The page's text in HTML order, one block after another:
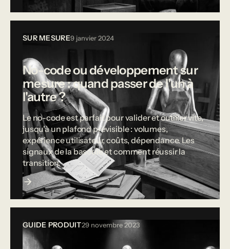
SUR MESURE9 janvier 2024
No-code ou développement sur
mesure : quand passer de l'un à
l'autre ?
Le no-code est parfait pour valider et outiller vite,
jusqu'à un plafond prévisible : volumes,
expérience utilisateur, coûts, dépendance. Les
signaux de la bascule et comment réussir la
transition.
GUIDE PRODUIT29 novembre 2023